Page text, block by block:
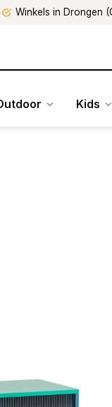
Winkels in Drongen
Kids